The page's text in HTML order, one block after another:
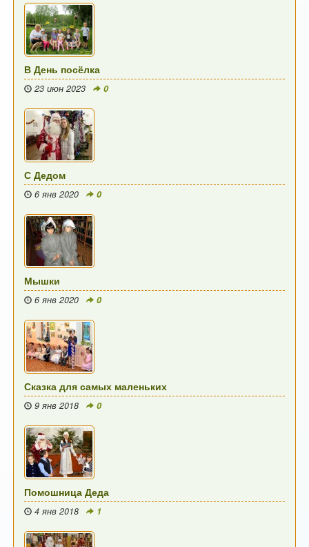
В День посёлка
23 июн 2023 0
С Дедом
6 янв 2020 0
Мышки
6 янв 2020 0
Сказка для самых маленьких
9 янв 2018 0
Помошница Деда
4 янв 2018 1